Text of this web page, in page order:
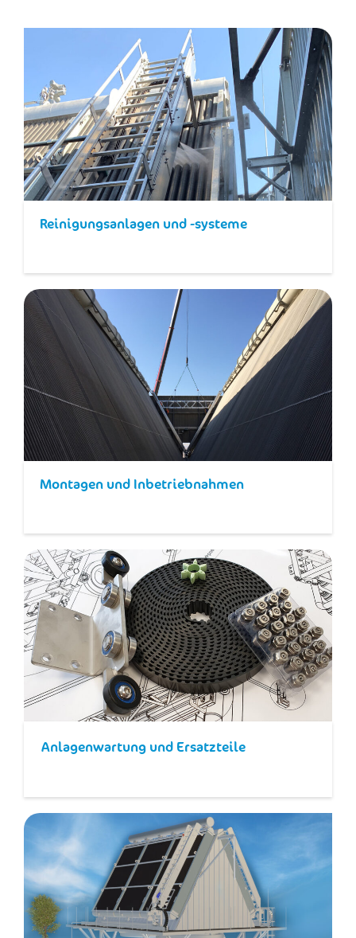
Reinigungsanlagen und -systeme​
Montagen und Inbetriebnahmen
Anlagenwartung und Ersatzteile​